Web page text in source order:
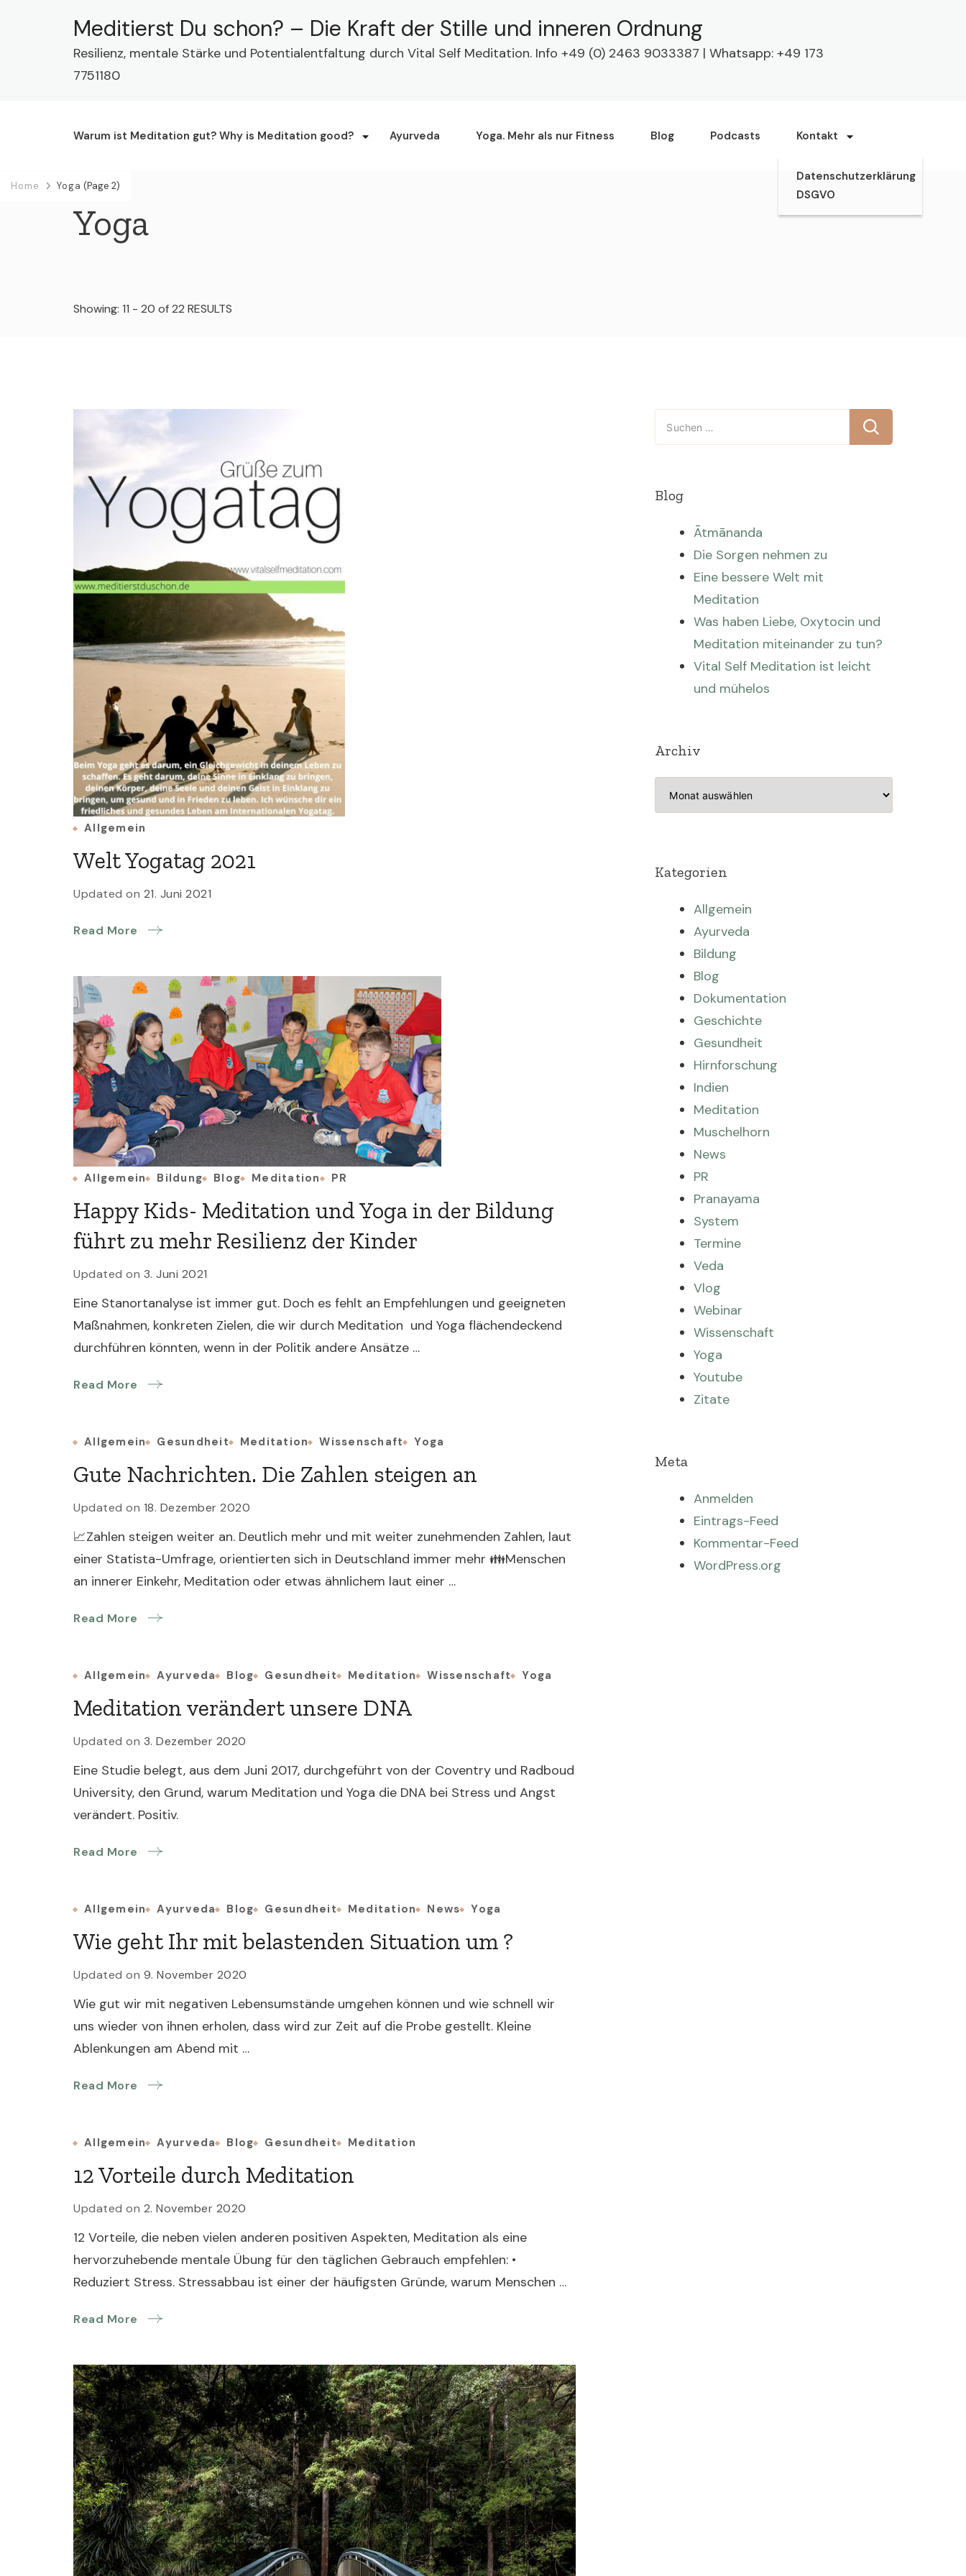
Meditierst Du schon? – Die Kraft der Stille und inneren Ordnung
Resilienz, mentale Stärke und Potentialentfaltung durch Vital Self Meditation. Info +49 (0) 2463 9033387 | Whatsapp: +49 173
7751180
Warum ist Meditation gut? Why is Meditation good? Ayurveda Yoga. Mehr als nur Fitness Blog Podcasts Kontakt
Datenschutzerklärung
DSGVO
Home Yoga (Page 2)
Yoga
Showing: 11 - 20 of 22 RESULTS
Allgemein
Welt Yogatag 2021
Updated on 21. Juni 2021
Read More
Allgemein Bildung Blog Meditation PR
Happy Kids- Meditation und Yoga in der Bildung
führt zu mehr Resilienz der Kinder
Updated on 3. Juni 2021
Eine Stanortanalyse ist immer gut. Doch es fehlt an Empfehlungen und geeigneten
Maßnahmen, konkreten Zielen, die wir durch Meditation und Yoga flächendeckend
durchführen könnten, wenn in der Politik andere Ansätze …
Read More
Allgemein Gesundheit Meditation Wissenschaft Yoga
Gute Nachrichten. Die Zahlen steigen an
Updated on 18. Dezember 2020
📈Zahlen steigen weiter an. Deutlich mehr und mit weiter zunehmenden Zahlen, laut
einer Statista-Umfrage, orientierten sich in Deutschland immer mehr 👪Menschen
an innerer Einkehr, Meditation oder etwas ähnlichem laut einer …
Read More
Allgemein Ayurveda Blog Gesundheit Meditation Wissenschaft Yoga
Meditation verändert unsere DNA
Updated on 3. Dezember 2020
Eine Studie belegt, aus dem Juni 2017, durchgeführt von der Coventry und Radboud
University, den Grund, warum Meditation und Yoga die DNA bei Stress und Angst
verändert. Positiv.
Read More
Allgemein Ayurveda Blog Gesundheit Meditation News Yoga
Wie geht Ihr mit belastenden Situation um ?
Updated on 9. November 2020
Wie gut wir mit negativen Lebensumstände umgehen können und wie schnell wir
uns wieder von ihnen erholen, dass wird zur Zeit auf die Probe gestellt. Kleine
Ablenkungen am Abend mit …
Read More
Allgemein Ayurveda Blog Gesundheit Meditation
12 Vorteile durch Meditation
Updated on 2. November 2020
12 Vorteile, die neben vielen anderen positiven Aspekten, Meditation als eine
hervorzuhebende mentale Übung für den täglichen Gebrauch empfehlen: •
Reduziert Stress. Stressabbau ist einer der häufigsten Gründe, warum Menschen …
Read More
Suchen
nach:
Blog
Ātmānanda
Die Sorgen nehmen zu
Eine bessere Welt mit
Meditation
Was haben Liebe, Oxytocin und
Meditation miteinander zu tun?
Vital Self Meditation ist leicht
und mühelos
Archiv
Archiv
Kategorien
Allgemein
Ayurveda
Bildung
Blog
Dokumentation
Geschichte
Gesundheit
Hirnforschung
Indien
Meditation
Muschelhorn
News
PR
Pranayama
System
Termine
Veda
Vlog
Webinar
Wissenschaft
Yoga
Youtube
Zitate
Meta
Anmelden
Eintrags-Feed
Kommentar-Feed
WordPress.org